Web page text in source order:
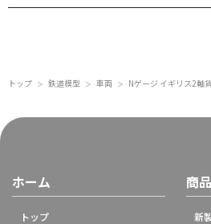
トップ ＞ 鉄道模型 ＞ 車両 ＞ Nゲージ イギリス2軸
ホーム
トップ
商
新